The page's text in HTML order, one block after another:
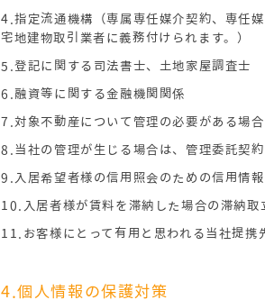
4.指定流通機構（専属専任媒介契約、専任
宅地建物取引業者に義務付けられます。）
5.登記に関する司法書士、土地家屋調査士
6.融資等に関する金融機関関係
7.対象不動産について管理の必要がある場
8.当社の管理が生じる場合は、管理委託契
9.入居希望者様の信用照会のための信用情報
10.入居者様が賃料を滞納した場合の滞納取
11.お客様にとって有用と思われる当社提携
4.個人情報の保護対策